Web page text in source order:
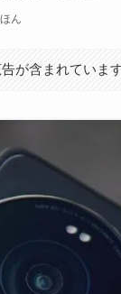
ん
が含まれています